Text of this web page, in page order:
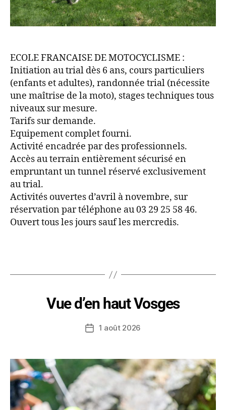
ECOLE FRANCAISE DE MOTOCYCLISME :
Initiation au trial dès 6 ans, cours particuliers
(enfants et adultes), randonnée trial (nécessite
une maîtrise de la moto), stages techniques tous
niveaux sur mesure.
Tarifs sur demande.
Equipement complet fourni.
Activité encadrée par des professionnels.
Accès au terrain entièrement sécurisé en
empruntant un tunnel réservé exclusivement
au trial.
Activités ouvertes d’avril à novembre, sur
réservation par téléphone au 03 29 25 58 46.
Ouvert tous les jours sauf les mercredis.
Vue d’en haut Vosges
1 août 2026